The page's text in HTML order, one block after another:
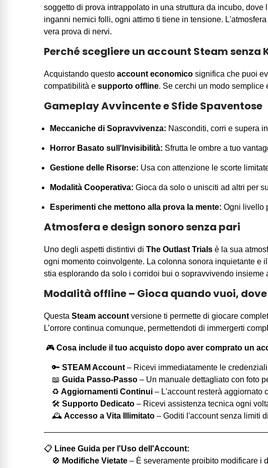
soggetto di prova intrappolato in una struttura da incubo,
inganni nemici folli, ogni attimo ti tiene in tensione.
vera prova di nervi.
Perché scegliere un account Steam senza
Acquistando questo account economico significa che puoi
compatibilità e supporto offline. Se cerchi un modo
Gameplay Avvincente e Sfide Spaventose
Meccaniche di Sopravvivenza: Nasconditi, corri e supera
Horror Basato sull'Invisibilità: Sfrutta le ombre a tuo
Gestione delle Risorse: Usa con attenzione le scorte
Modalità Cooperativa: Gioca da solo o unisciti ad altri per
Esperimenti che mettono alla prova la mente: Ogni livello
Atmosfera e design sonoro senza pari
Uno degli aspetti distintivi di The Outlast Trials è la sua
ogni momento coinvolgente. La colonna sonora inquietante e
stia esplorando da solo i corridoi bui o sopravvivendo insieme
Modalità offline – Gioca quando vuoi,
Questa Steam account versione ti permette di giocare
L’orrore continua comunque, permettendoti di immergerti
🎮 Cosa include il tuo acquisto dopo aver comprato un
🔑 STEAM Account – Ricevi immediatamente le
📖 Guida Passo-Passo – Un manuale dettagliato con foto
♻️ Aggiornamenti Continui – L'account resterà aggiornato
🛠️ Supporto Dedicato – Ricevi assistenza tecnica ogni
🕰️ Accesso a Vita Illimitato – Goditi l'account senza limiti
📋 Linee Guida per l'Uso dell'Account:
🚫 Modifiche Vietate – È severamente proibito modificare i